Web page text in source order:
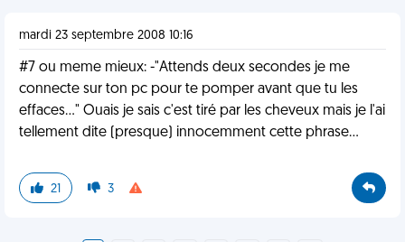
mardi 23 septembre 2008 10:16
#7 ou meme mieux: -"Attends deux secondes je me
connecte sur ton pc pour te pomper avant que tu les
effaces..." Ouais je sais c'est tiré par les cheveux mais je l'ai
tellement dite (presque) innocemment cette phrase...
21 3